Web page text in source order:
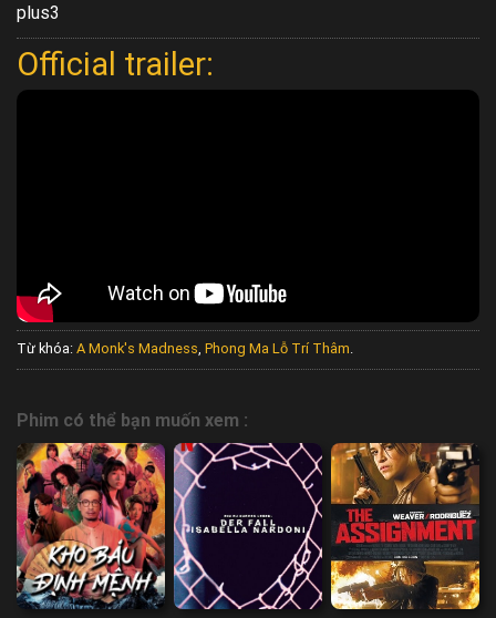
plus3
Official trailer:
Từ khóa: A Monk's Madness, Phong Ma Lỗ Trí Thâm.
Phim có thể bạn muốn xem :